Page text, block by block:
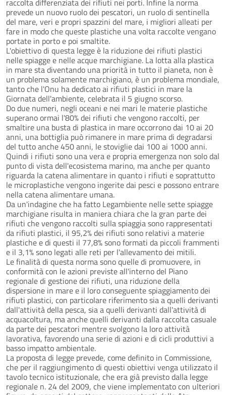
prevede un nuovo ruolo dei pescatori, un ruolo di sentinella
del mare, veri e propri spazzini del mare, i migliori alleati per
fare in modo che queste plastiche una volta raccolte vengano
portate in porto e poi smaltite.
L'obiettivo di questa legge è la riduzione dei rifiuti plastici
nelle spiagge e nelle acque marchigiane. La lotta alla plastica
in mare sta diventando una priorità in tutto il pianeta, non è
un problema solamente marchigiano, è un problema mondiale,
tanto che l'Onu ha dedicato ai rifiuti plastici in mare la
Giornata dell'ambiente, celebrata il 5 giugno scorso.
Do due numeri, negli oceani e nei mari le materie plastiche
superano ormai l'80% dei rifiuti che vengono raccolti, per
smaltire una busta di plastica in mare occorrono dai 10 ai 20
anni, una bottiglia può rimanere in mare prima di degradarsi
del tutto anche 450 anni, le stoviglie dai 100 ai 1000 anni.
Quindi i rifiuti sono una vera e propria emergenza non solo dal
punto di vista dell'ecosistema marino, ma anche per quanto
riguarda la catena alimentare in quanto i rifiuti e soprattutto
le microplastiche vengono ingerite dai pesci e possono entrare
nella catena alimentare umana.
Da un'indagine che ha fatto Legambiente nelle sette spiagge
marchigiane risulta in maniera chiara che la gran parte dei
rifiuti che vengono raccolti sulla spiaggia sono rappresentati
da rifiuti plastici, il 95,2% dei rifiuti sono relativi a materie
plastiche e di questi il 77,8% sono formati da piccoli frammenti
e il 3,1% sono legati alle reti per l'allevamento dei mitili.
Le finalità di questa norma sono quelle di promuovere, in
conformità con le azioni previste all'interno del Piano
regionale di gestione dei rifiuti, una riduzione della
dispersione in mare e il loro conseguente spiaggiamento dei
rifiuti plastici, con particolare riferimento sia a quelli derivanti
dall'attività della pesca, sia a quelli derivanti dall'attività di
acquacoltura, ma anche quelli derivanti dalla raccolta casuale
da parte dei pescatori mentre svolgono la loro attività
lavorativa, favorendo una serie di azioni e di cicli produttivi a
basso impatto ambientale.
La proposta di legge prevede, come definito in Commissione,
che per il raggiungimento di questi obiettivi venga utilizzato il
tavolo tecnico istituzionale, che era già previsto dalla legge
regionale n. 24 del 2009, che viene implementato con ulteriori